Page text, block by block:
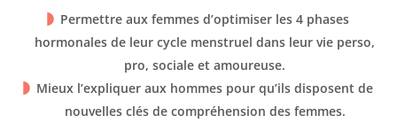
Permettre aux femmes d’optimiser les 4 phases
hormonales de leur cycle menstruel dans leur vie perso,
pro, sociale et amoureuse.
Mieux l’expliquer aux hommes pour qu’ils disposent de
nouvelles clés de compréhension des femmes.